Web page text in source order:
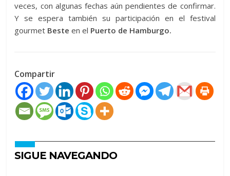
veces, con algunas fechas aún pendientes de confirmar.
Y se espera también su participación en el festival
gourmet Beste en el Puerto de Hamburgo.
Compartir
SIGUE NAVEGANDO